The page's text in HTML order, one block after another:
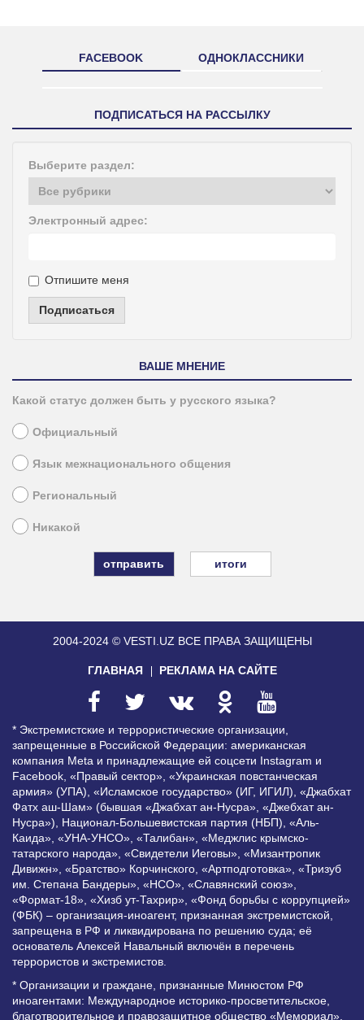
FACEBOOK ОДНОКЛАССНИКИ
ПОДПИСАТЬСЯ НА РАССЫЛКУ
Выберите раздел:
Электронный адрес:
Отпишите меня
Подписаться
ВАШЕ МНЕНИЕ
Какой статус должен быть у русского языка?
Официальный
Язык межнационального общения
Региональный
Никакой
итоги
2004-2024 © VESTI.UZ ВСЕ ПРАВА ЗАЩИЩЕНЫ
ГЛАВНАЯ РЕКЛАМА НА САЙТЕ
* Экстремистские и террористические организации,
запрещенные в Российской Федерации: американская
компания Meta и принадлежащие ей соцсети Instagram и
Facebook, «Правый сектор», «Украинская повстанческая
армия» (УПА), «Исламское государство» (ИГ, ИГИЛ), «Джабхат
Фатх аш-Шам» (бывшая «Джабхат ан-Нусра», «Джебхат ан-
Нусра»), Национал-Большевистская партия (НБП), «Аль-
Каида», «УНА-УНСО», «Талибан», «Меджлис крымско-
татарского народа», «Свидетели Иеговы», «Мизантропик
Дивижн», «Братство» Корчинского, «Артподготовка», «Тризуб
им. Степана Бандеры», «НСО», «Славянский союз»,
«Формат-18», «Хизб ут-Тахрир», «Фонд борьбы с коррупцией»
(ФБК) – организация-иноагент, признанная экстремистской,
запрещена в РФ и ликвидирована по решению суда; её
основатель Алексей Навальный включён в перечень
террористов и экстремистов.
* Организации и граждане, признанные Минюстом РФ
иноагентами: Международное историко-просветительское,
благотворительное и правозащитное общество «Мемориал»,